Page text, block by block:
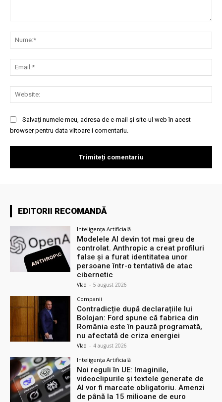
Salvați numele meu, adresa de e-mail și site-ul web în acest
browser pentru data viitoare i comentariu.
EDITORII RECOMANDĂ
Inteligența Artificială
Modelele AI devin tot mai greu de
controlat. Anthropic a creat profiluri
false și a furat identitatea unor
persoane într-o tentativă de atac
cibernetic
Vlad - 5 august 2026
Companii
Contradicție după declarațiile lui
Bolojan: Ford spune că fabrica din
România este în pauză programată,
nu afectată de criza energiei
Vlad - 4 august 2026
Inteligența Artificială
Noi reguli în UE: Imaginile,
videoclipurile și textele generate de
AI vor fi marcate obligatoriu. Amenzi
de până la 15 milioane de euro